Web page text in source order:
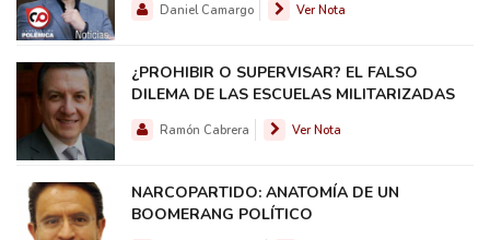
Daniel Camargo Ver Nota
¿PROHIBIR O SUPERVISAR? EL FALSO
DILEMA DE LAS ESCUELAS MILITARIZADAS
Ramón Cabrera Ver Nota
NARCOPARTIDO: ANATOMÍA DE UN
BOOMERANG POLÍTICO